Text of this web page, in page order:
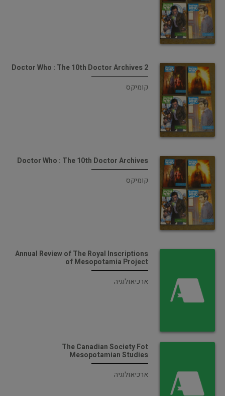
Doctor Who : The 10th Doctor Archives 2
קומיקס
Doctor Who : The 10th Doctor Archives
קומיקס
Annual Review of The Royal Inscriptions
of Mesopotamia Project
ארכיאולוגיה
The Canadian Society Fot
Mesopotamian Studies
ארכיאולוגיה